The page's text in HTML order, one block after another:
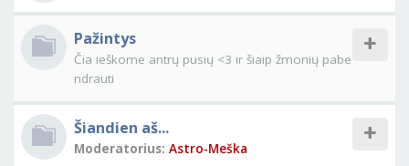
Pažintys
Čia ieškome antrų pusių <3 ir šiaip žmonių pabe
ndrauti
Šiandien aš...
Moderatorius: Astro-Meška